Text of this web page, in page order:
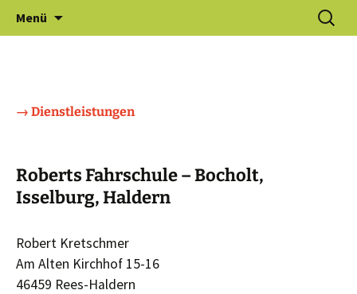
Gewerbeverein Haldern e.V.
Menü
Suchen
nach:
→ Dienstleistungen
Roberts Fahrschule – Bocholt,
Isselburg, Haldern
Robert Kretschmer
Am Alten Kirchhof 15-16
46459 Rees-Haldern